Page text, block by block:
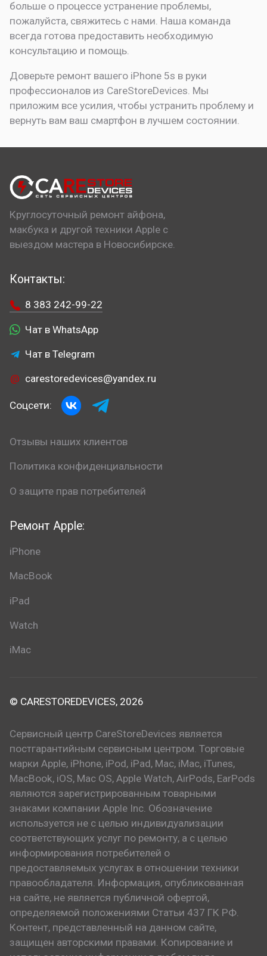
больше о процессе устранение проблемы,
пожалуйста, свяжитесь с нами. Наша команда
всегда готова предоставить необходимую
консультацию и помощь.
Доверьте ремонт вашего iPhone 5s в руки
профессионалов из CareStoreDevices. Мы
приложим все усилия, чтобы устранить проблему и
вернуть вам ваш смартфон в лучшем состоянии.
Круглосуточный ремонт айфона,
макбука и другой техники Apple с
выездом мастера в Новосибирске.
Ремонт Apple:
iPhone
MacBook
iPad
Watch
iMac
Контакты:
8 383 242-99-22
Чат в WhatsApp
Чат в Telegram
carestoredevices@yandex.ru
Соцсети:
Отзывы наших клиентов
Политика конфиденциальности
О защите прав потребителей
© CARESTOREDEVICES, 2026
Сервисный центр CareStoreDevices является
постгарантийным сервисным центром. Торговые
марки Apple, iPhone, iPod, iPad, Mac, iMac, iTunes,
MacBook, iOS, Mac OS, Apple Watch, AirPods, EarPods
являются зарегистрированным товарными
знаками компании Apple Inc. Обозначение
используется не с целью индивидуализации
соответствующих услуг по ремонту, а с целью
информирования потребителей о
предоставляемых услугах в отношении техники
правообладателя. Информация, опубликованная
на сайте, не является публичной офертой,
определяемой положениями Статьи 437 ГК РФ.
Контент, представленный на данном сайте,
защищен авторскими правами. Копирование и